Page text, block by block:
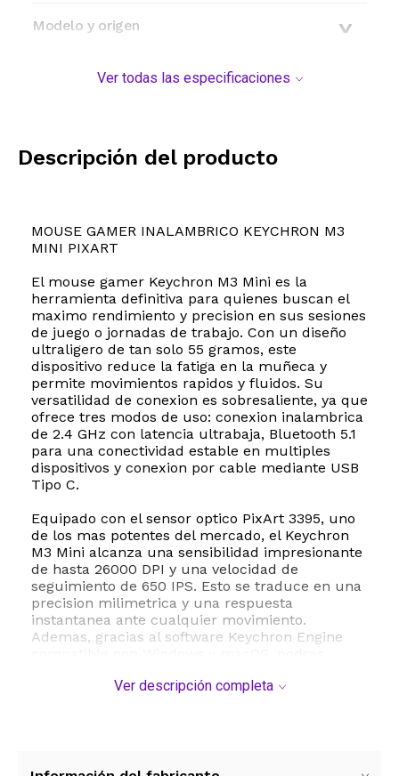
Modelo y origen
Ver todas las especificaciones
Descripción del producto
MOUSE GAMER INALAMBRICO KEYCHRON M3
MINI PIXART
El mouse gamer Keychron M3 Mini es la
herramienta definitiva para quienes buscan el
maximo rendimiento y precision en sus sesiones
de juego o jornadas de trabajo. Con un diseño
ultraligero de tan solo 55 gramos, este
dispositivo reduce la fatiga en la muñeca y
permite movimientos rapidos y fluidos. Su
versatilidad de conexion es sobresaliente, ya que
ofrece tres modos de uso: conexion inalambrica
de 2.4 GHz con latencia ultrabaja, Bluetooth 5.1
para una conectividad estable en multiples
dispositivos y conexion por cable mediante USB
Tipo C.
Equipado con el sensor optico PixArt 3395, uno
de los mas potentes del mercado, el Keychron
M3 Mini alcanza una sensibilidad impresionante
de hasta 26000 DPI y una velocidad de
seguimiento de 650 IPS. Esto se traduce en una
precision milimetrica y una respuesta
instantanea ante cualquier movimiento.
Ademas, gracias al software Keychron Engine
configurar macros, ajustar la tasa de sondeo y
microinterruptores diseñados para soportar
Ver descripción completa